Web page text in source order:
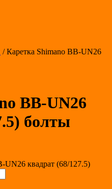
/ Каретка Shimano BB-UN26
BB-UN26
болты
UN26 квадрат (68/127.5)